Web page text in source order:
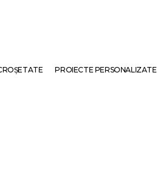
PROIECTE PERSONALIZATE